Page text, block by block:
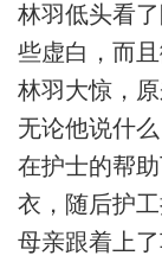
林羽低头看
些虚白，而且
林羽大惊，
无论他说什
在护士的帮
衣，随后护
母亲跟着上